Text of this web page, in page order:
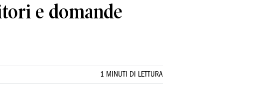
e domande
1 MINUTI DI LETTURA